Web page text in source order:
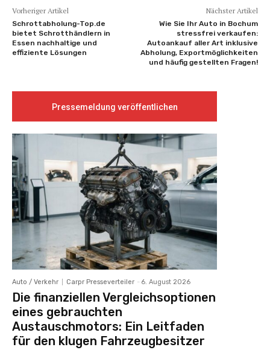
Vorheriger Artikel
Schrottabholung-Top.de
bietet Schrotthändlern in
Essen nachhaltige und
effiziente Lösungen
Nächster Artikel
Wie Sie Ihr Auto in Bochum
stressfrei verkaufen:
Autoankauf aller Art inklusive
Abholung, Exportmöglichkeiten
und häufig gestellten Fragen!
Pressemeldung veröffentlichen
Auto / Verkehr Carpr Presseverteiler - 6. August 2026
Die finanziellen Vergleichsoptionen
eines gebrauchten
Austauschmotors: Ein Leitfaden
für den klugen Fahrzeugbesitzer